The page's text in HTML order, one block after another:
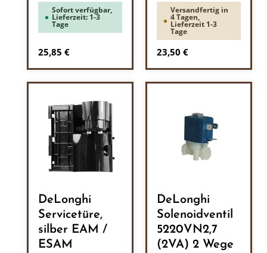
Sofort verfügbar,
Lieferzeit: 1-3
Tage
Regulärer Preis:
25,85 €
Versandfertig in
4 Tagen,
Lieferzeit 1-3
Tage
Regulärer Preis:
23,50 €
DeLonghi
Servicetüre,
silber EAM /
ESAM
DeLonghi
Solenoidventil
5220VN2,7
(2VA) 2 Wege